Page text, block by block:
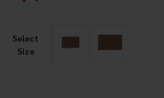
Select
Size